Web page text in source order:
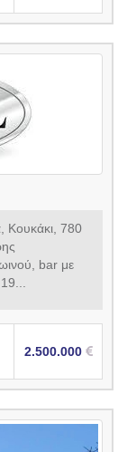
Κουκάκι, 780
bar με
2.500.000